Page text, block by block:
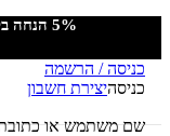
5% הנחה בקניה מעל 199 ש"ח | קוד קופון just4you
כניסה / הרשמה
כניסהיצירת חשבון
שם משתמש או כתובת